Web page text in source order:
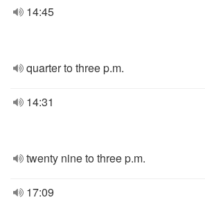
14:45
quarter to three p.m.
14:31
twenty nine to three p.m.
17:09